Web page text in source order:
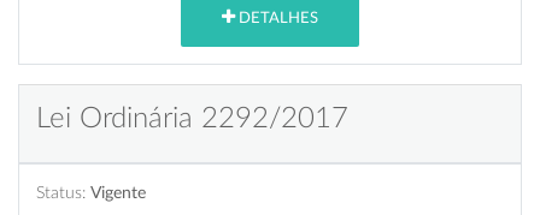
DETALHES
Lei Ordinária 2292/2017
Status: Vigente